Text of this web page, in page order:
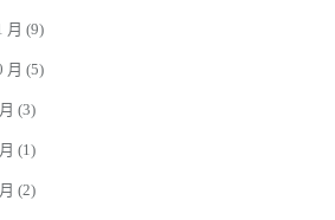
月 (9)
月 (5)
(3)
(1)
(2)